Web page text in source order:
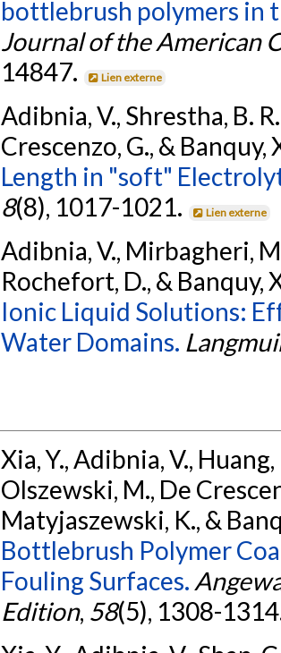
bottlebrush polymers in
Journal of the American
14847.
Lien externe
Adibnia, V., Shrestha, B.
Crescenzo, G., & Banquy,
Length in "soft"
8(8), 1017-1021. Lien externe
Adibnia, V., Mirbagheri,
Rochefort, D., & Banquy,
Ionic Liquid Solutions:
Water Domains.
Xia, Y., Adibnia, V.,
Olszewski, M., De
Matyjaszewski, K., &
Bottlebrush Polymer
Fouling Surfaces.
Edition, 58(5), 1308-